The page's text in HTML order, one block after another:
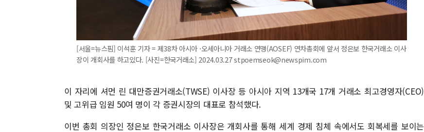
[서울=뉴스핌] 이석훈 기자 = 제38차 아시아 ·오세아니아 거래소 연맹(AOSEF) 연차총회에 앞서 정은보 한국거래소 이사
장이 개회사를 하고있다. [사진=한국거래소] 2024.03.27 stpoemseok@newspim.com
이 자리에 셔먼 린 대만증권거래소(TWSE) 이사장 등 아시아 지역 13개국 17개 거래소 최고경영자(CEO)
및 고위급 임원 50여 명이 각 증권시장의 대표로 참석했다.
이번 총회 의장인 정은보 한국거래소 이사장은 개회사를 통해 세계 경제 침체 속에서도 회복세를 보이는